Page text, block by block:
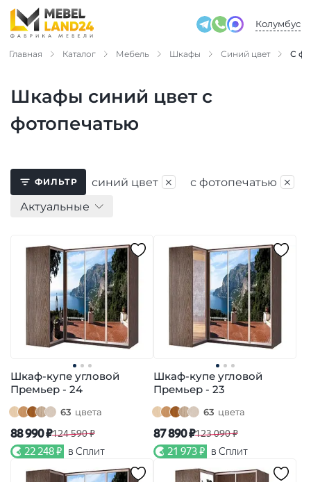
Колумбус
Главная Каталог Мебель Шкафы Синий цвет С
Шкафы синий цвет с
фотопечатью
ФИЛЬТР синий цвет × с фотопечатью ×
Актуальные
Шкаф-купе угловой
Премьер - 24
63 цвета
88 990 ₽124 590 ₽
22 248 ₽ в Сплит
Шкаф-купе угловой
Премьер - 23
63 цвета
87 890 ₽123 090 ₽
21 973 ₽ в Сплит